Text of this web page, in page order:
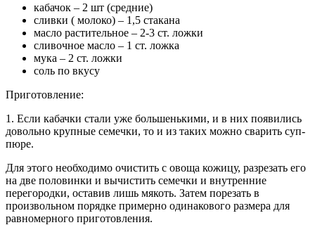
кабачок – 2 шт (средние)
сливки ( молоко) – 1,5 стакана
масло растительное – 2-3 ст. ложки
сливочное масло – 1 ст. ложка
мука – 2 ст. ложки
соль по вкусу
Приготовление:
1. Если кабачки стали уже большенькими, и в них появились
довольно крупные семечки, то и из таких можно сварить суп-
пюре.
Для этого необходимо очистить с овоща кожицу, разрезать его
на две половинки и вычистить семечки и внутренние
перегородки, оставив лишь мякоть. Затем порезать в
произвольном порядке примерно одинакового размера для
равномерного приготовления.